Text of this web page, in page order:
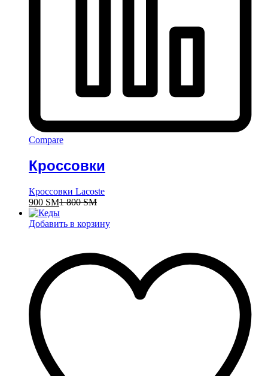
Compare
Кроссовки
Кроссовки Lacoste
900 ЅМ1 800ЅМ
Добавить в корзину